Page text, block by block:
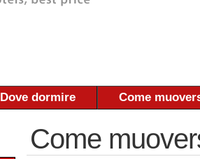
Dove dormire Come
Come